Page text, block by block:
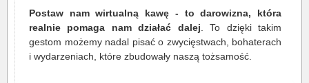
Postaw nam wirtualną kawę - to darowizna, która
realnie pomaga nam działać dalej . To dzięki takim
gestom możemy nadal pisać o zwycięstwach, bohaterach
i wydarzeniach, które zbudowały naszą tożsamość.